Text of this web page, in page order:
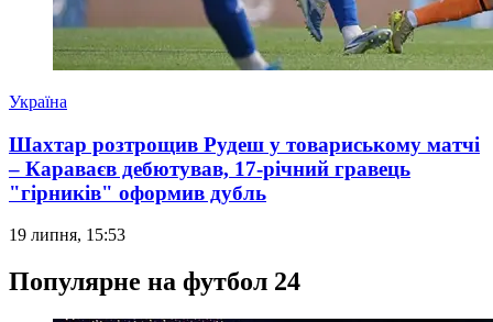
Україна
Шахтар розтрощив Рудеш у товариському матчі
– Караваєв дебютував, 17-річний гравець
"гірників" оформив дубль
19 липня, 15:53
Популярне на футбол 24